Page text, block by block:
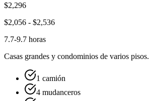
$2,296
$2,056 - $2,536
7.7-9.7 horas
Casas grandes y condominios de varios pisos.
1 camión
4 mudanceros